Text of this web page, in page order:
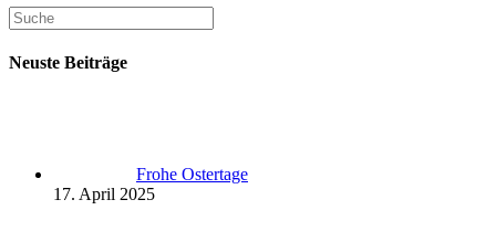
Neuste Beiträge
Frohe Ostertage
17. April 2025